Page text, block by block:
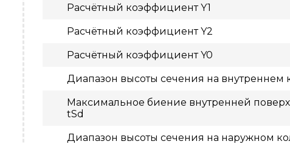
Расчётный коэффициент Y1
Расчётный коэффициент Y2
Расчётный коэффициент Y0
Диапазон высоты сечения на
Максимальное биение внутренней
tSd
Диапазон высоты сечения на наружном